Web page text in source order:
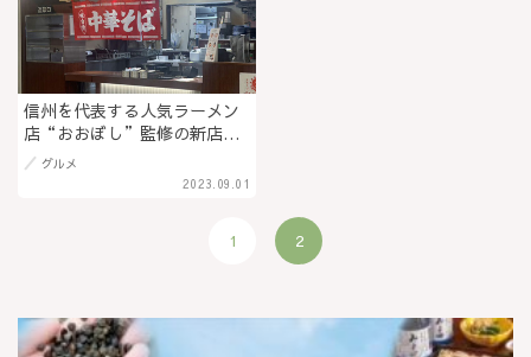
信州を代表する人気ラーメン
店“おおぼし”監修の新店
「中華そば 太陽軒（たいよう
けん）イオン南松本店」が
2023.09.01
グルメ
1 2